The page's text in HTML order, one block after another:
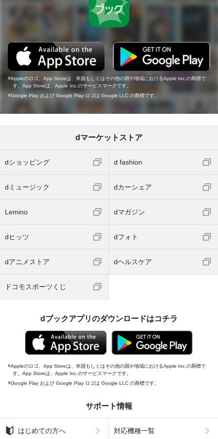
Appleのロゴ、App Storeは、米国もしくはその他の国や地域におけるApple Inc.の商標で
す。App Storeは、Apple Inc.のサービスマークです。
Google Play および Google Play ロゴは Google LLC の商標です。
dマーケットストア
dショッピング d fashion
dミュージック dカーシェア
Lemino dマガジン
dヒッツ dフォト
dアニメストア dヘルスケア
ドコモスポーツくじ
dブックアプリのダウンロードはコチラ
Appleのロゴ、App Storeは、米国もしくはその他の国や地域におけるApple Inc.の商標で
す。App Storeは、Apple Inc.のサービスマークです。
Google Play および Google Play ロゴは Google LLC の商標です。
サポート情報
はじめての方へ 対応機種一覧